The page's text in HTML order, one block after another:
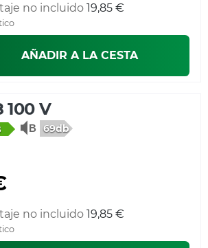
no incluido 19,85 €
AÑADIR A LA CESTA
100 V
69db
no incluido 19,85 €